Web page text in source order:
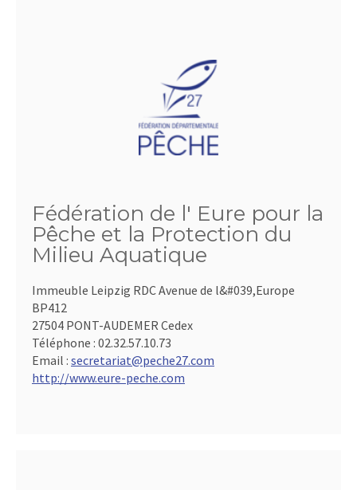
Fédération de l' Eure pour la
Pêche et la Protection du
Milieu Aquatique
Immeuble Leipzig RDC Avenue de l&#039,Europe
BP412
27504 PONT-AUDEMER Cedex
Téléphone : 02.32.57.10.73
Email : secretariat@peche27.com
http://www.eure-peche.com